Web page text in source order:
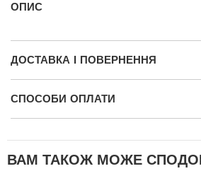
ОПИС
ДОСТАВКА І ПОВЕРНЕННЯ
СПОСОБИ ОПЛАТИ
ВАМ ТАКОЖ МОЖЕ